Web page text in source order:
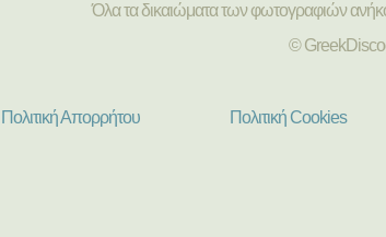
Όλα τα δικαιώματα των φωτογραφιών
©
Πολιτική Απορρήτου Πολιτική Cookies